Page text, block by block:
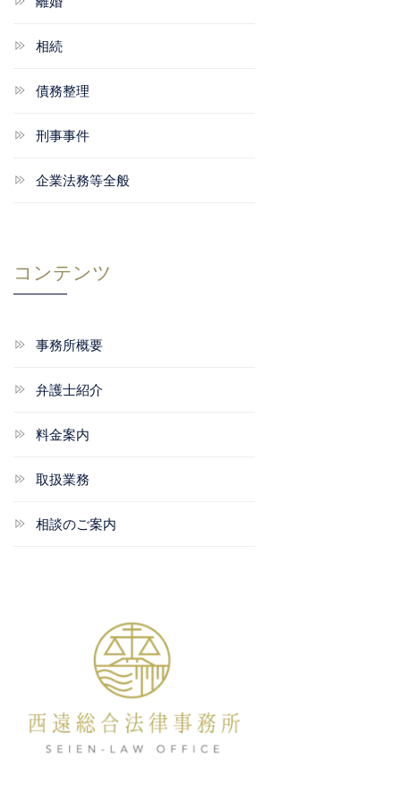
相続
債務整理
刑事事件
企業法務等全般
コンテンツ
事務所概要
弁護士紹介
料金案内
取扱業務
相談のご案内